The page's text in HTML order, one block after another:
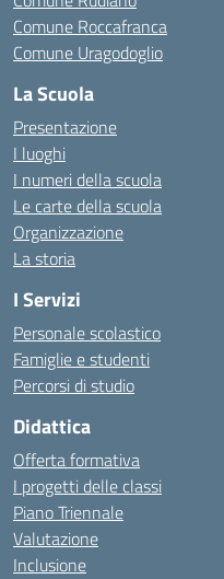
Comune Roccafranca
Comune Uragodoglio
La Scuola
Presentazione
I luoghi
I numeri della scuola
Le carte della scuola
Organizzazione
La storia
I Servizi
Personale scolastico
Famiglie e studenti
Percorsi di studio
Didattica
Offerta formativa
I progetti delle classi
Piano Triennale
Valutazione
Inclusione